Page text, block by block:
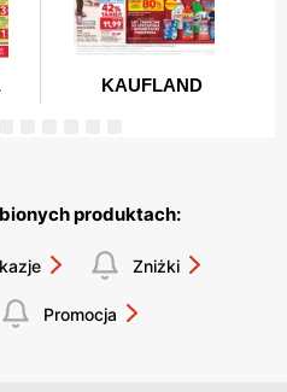
produktach:
Zniżki
Promocja